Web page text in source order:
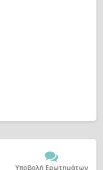
Υποβολή Ερωτημάτων